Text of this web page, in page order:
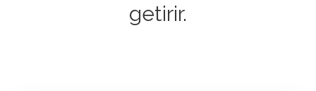
getirir.